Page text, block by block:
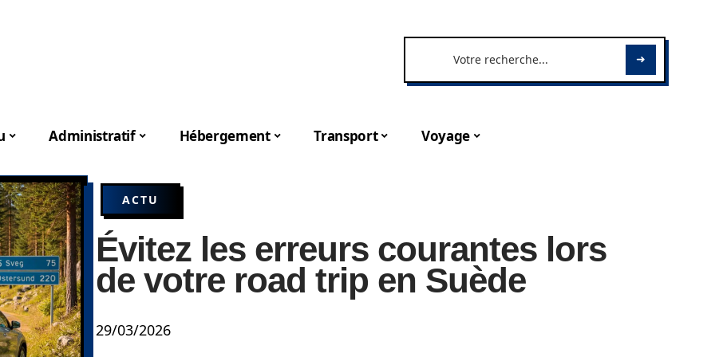
Administratif Hébergement Transport Voyage
ACTU
Évitez les erreurs courantes lors
de votre road trip en Suède
29/03/2026